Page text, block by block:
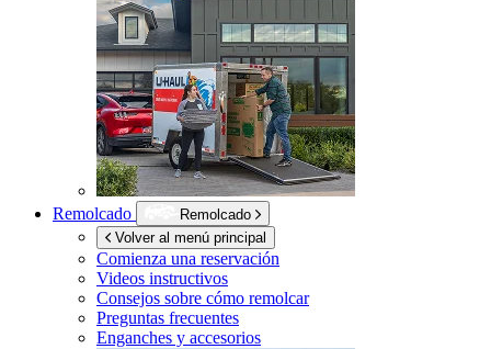
Remolcado
Remolcado
Volver al menú principal
Comienza una reservación
Videos instructivos
Consejos sobre cómo remolcar
Preguntas frecuentes
Enganches y accesorios